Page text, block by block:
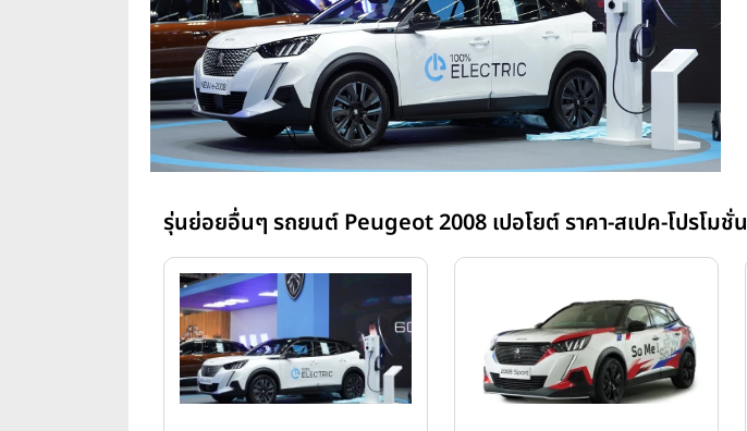
รุ่นย่อยอื่นๆ รถยนต์ Peugeot 2008 เปอโยต์ ราคา-สเปค-โปรโมชั่น